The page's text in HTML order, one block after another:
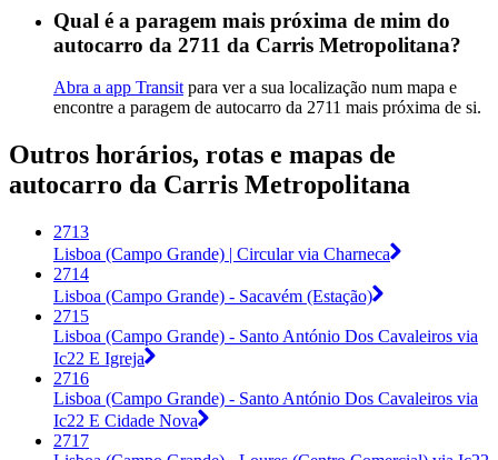
Qual é a paragem mais próxima de mim do
autocarro da 2711 da Carris Metropolitana?
Abra a app Transit para ver a sua localização num mapa e
encontre a paragem de autocarro da 2711 mais próxima de si.
Outros horários, rotas e mapas de
autocarro da Carris Metropolitana
2713
Lisboa (Campo Grande) | Circular via Charneca
2714
Lisboa (Campo Grande) - Sacavém (Estação)
2715
Lisboa (Campo Grande) - Santo António Dos Cavaleiros via
Ic22 E Igreja
2716
Lisboa (Campo Grande) - Santo António Dos Cavaleiros via
Ic22 E Cidade Nova
2717